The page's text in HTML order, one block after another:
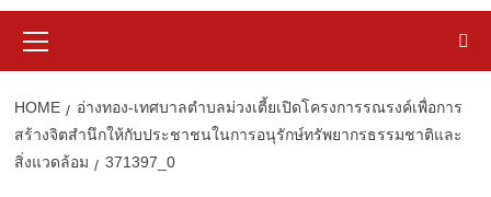
Menu
HOME
อ่างทอง-เทศบาลตำบลม่วงเตี้ยเปิดโครงการรณรงค์เพื่อการ
สร้างจิตสำนึกให้กับประชาชนในการอนุรักษ์ทรัพยากรธรรมชาติและ
สิ่งแวดล้อม
371397_0